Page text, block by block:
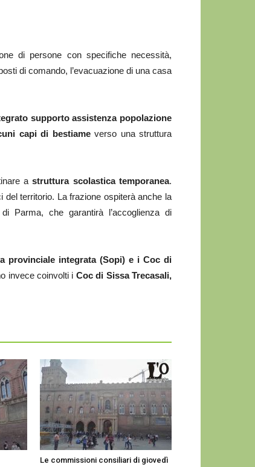
di persone con specifiche necessità,
di comando, l’evacuazione di una casa
supporto assistenza popolazione
capi di bestiameverso una struttura
astruttura scolastica temporanea.
del territorio. La frazione ospiterà anche la
Parma, che garantirà l’accoglienza di
provinciale integrata (Sopi) e i Coc di
invece coinvolti i Coc di Sissa Trecasali,
Le commissioni consiliari di giovedì